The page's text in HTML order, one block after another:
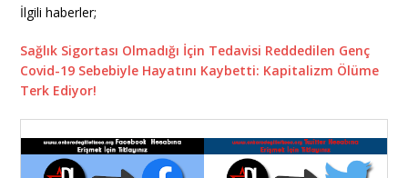
İlgili haberler;
Sağlık Sigortası Olmadığı İçin Tedavisi Reddedilen Genç
Covid-19 Sebebiyle Hayatını Kaybetti: Kapitalizm Ölüme
Terk Ediyor!